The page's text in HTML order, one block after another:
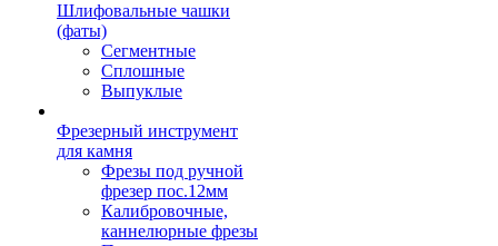
Шлифовальные чашки
(фаты)
Сегментные
Сплошные
Выпуклые
Фрезерный инструмент
для камня
Фрезы под ручной
фрезер пос.12мм
Калибровочные,
каннелюрные фрезы